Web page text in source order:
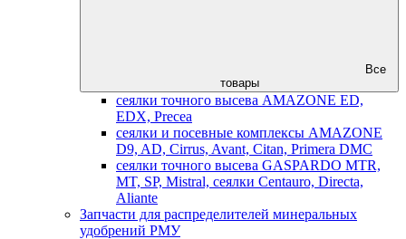
Все
товары
сеялки точного высева AMAZONE ED,
EDX, Precea
сеялки и посевные комплексы AMAZONE
D9, AD, Cirrus, Avant, Citan, Primera DMC
сеялки точного высева GASPARDO MTR,
MT, SP, Mistral, сеялки Centauro, Directa,
Aliante
Запчасти для распределителей минеральных
удобрений РМУ